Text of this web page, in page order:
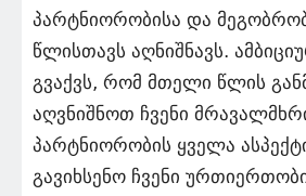
პარტნიორობისა და
წლისთავს აღნიშნავს.
გვაქვს, რომ მთელი წლის
აღვნიშნოთ ჩვენი
პარტნიორობის ყველა
გავიხსენო ჩვენი